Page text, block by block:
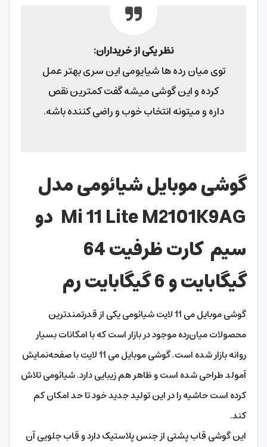
نظر یکی از خریداران:
توی میان رده ها شیایومی این سری بهتر عمل
کرده و این گوشی میشه گفت کمترین نقص
داره و میتونه انتخاب خوب و راضی کننده باشه.
گوشی موبایل شیائومی مدل
Mi 11 Lite M2101K9AG دو
سیم‌
کارت ظرفیت 64
گیگابایت و 6 گیگابایت رم
گوشی موبایل می 11 لایت شیائومی یکی از قدرتمندترین
محصولات میان‌رده موجود در بازار است که با امکانات بسیار
روانه بازار شده است. گوشی موبایل می 11 لایت با صفحه‌نمایش
آمولد طراحی شده است و ظاهر هم زیبایی دارد. شیائومی تلاش
کرده است حاشیه را در این تولید جدید خود تا حد امکان کم
کند.
این گوشی قاب پشتی از جنس پلاستیک دارد و قاب جلویی آن